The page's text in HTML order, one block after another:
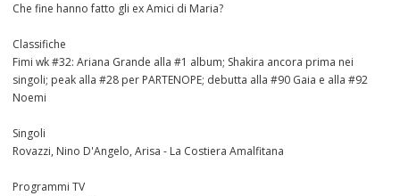
Che fine hanno fatto gli ex Amici di Maria?
Classifiche
Fimi wk #32: Ariana Grande alla #1 album; Shakira ancora prima nei
singoli; peak alla #28 per PARTENOPE; debutta alla #90 Gaia e alla #92
Noemi
Singoli
Rovazzi, Nino D'Angelo, Arisa - La Costiera Amalfitana
Programmi TV